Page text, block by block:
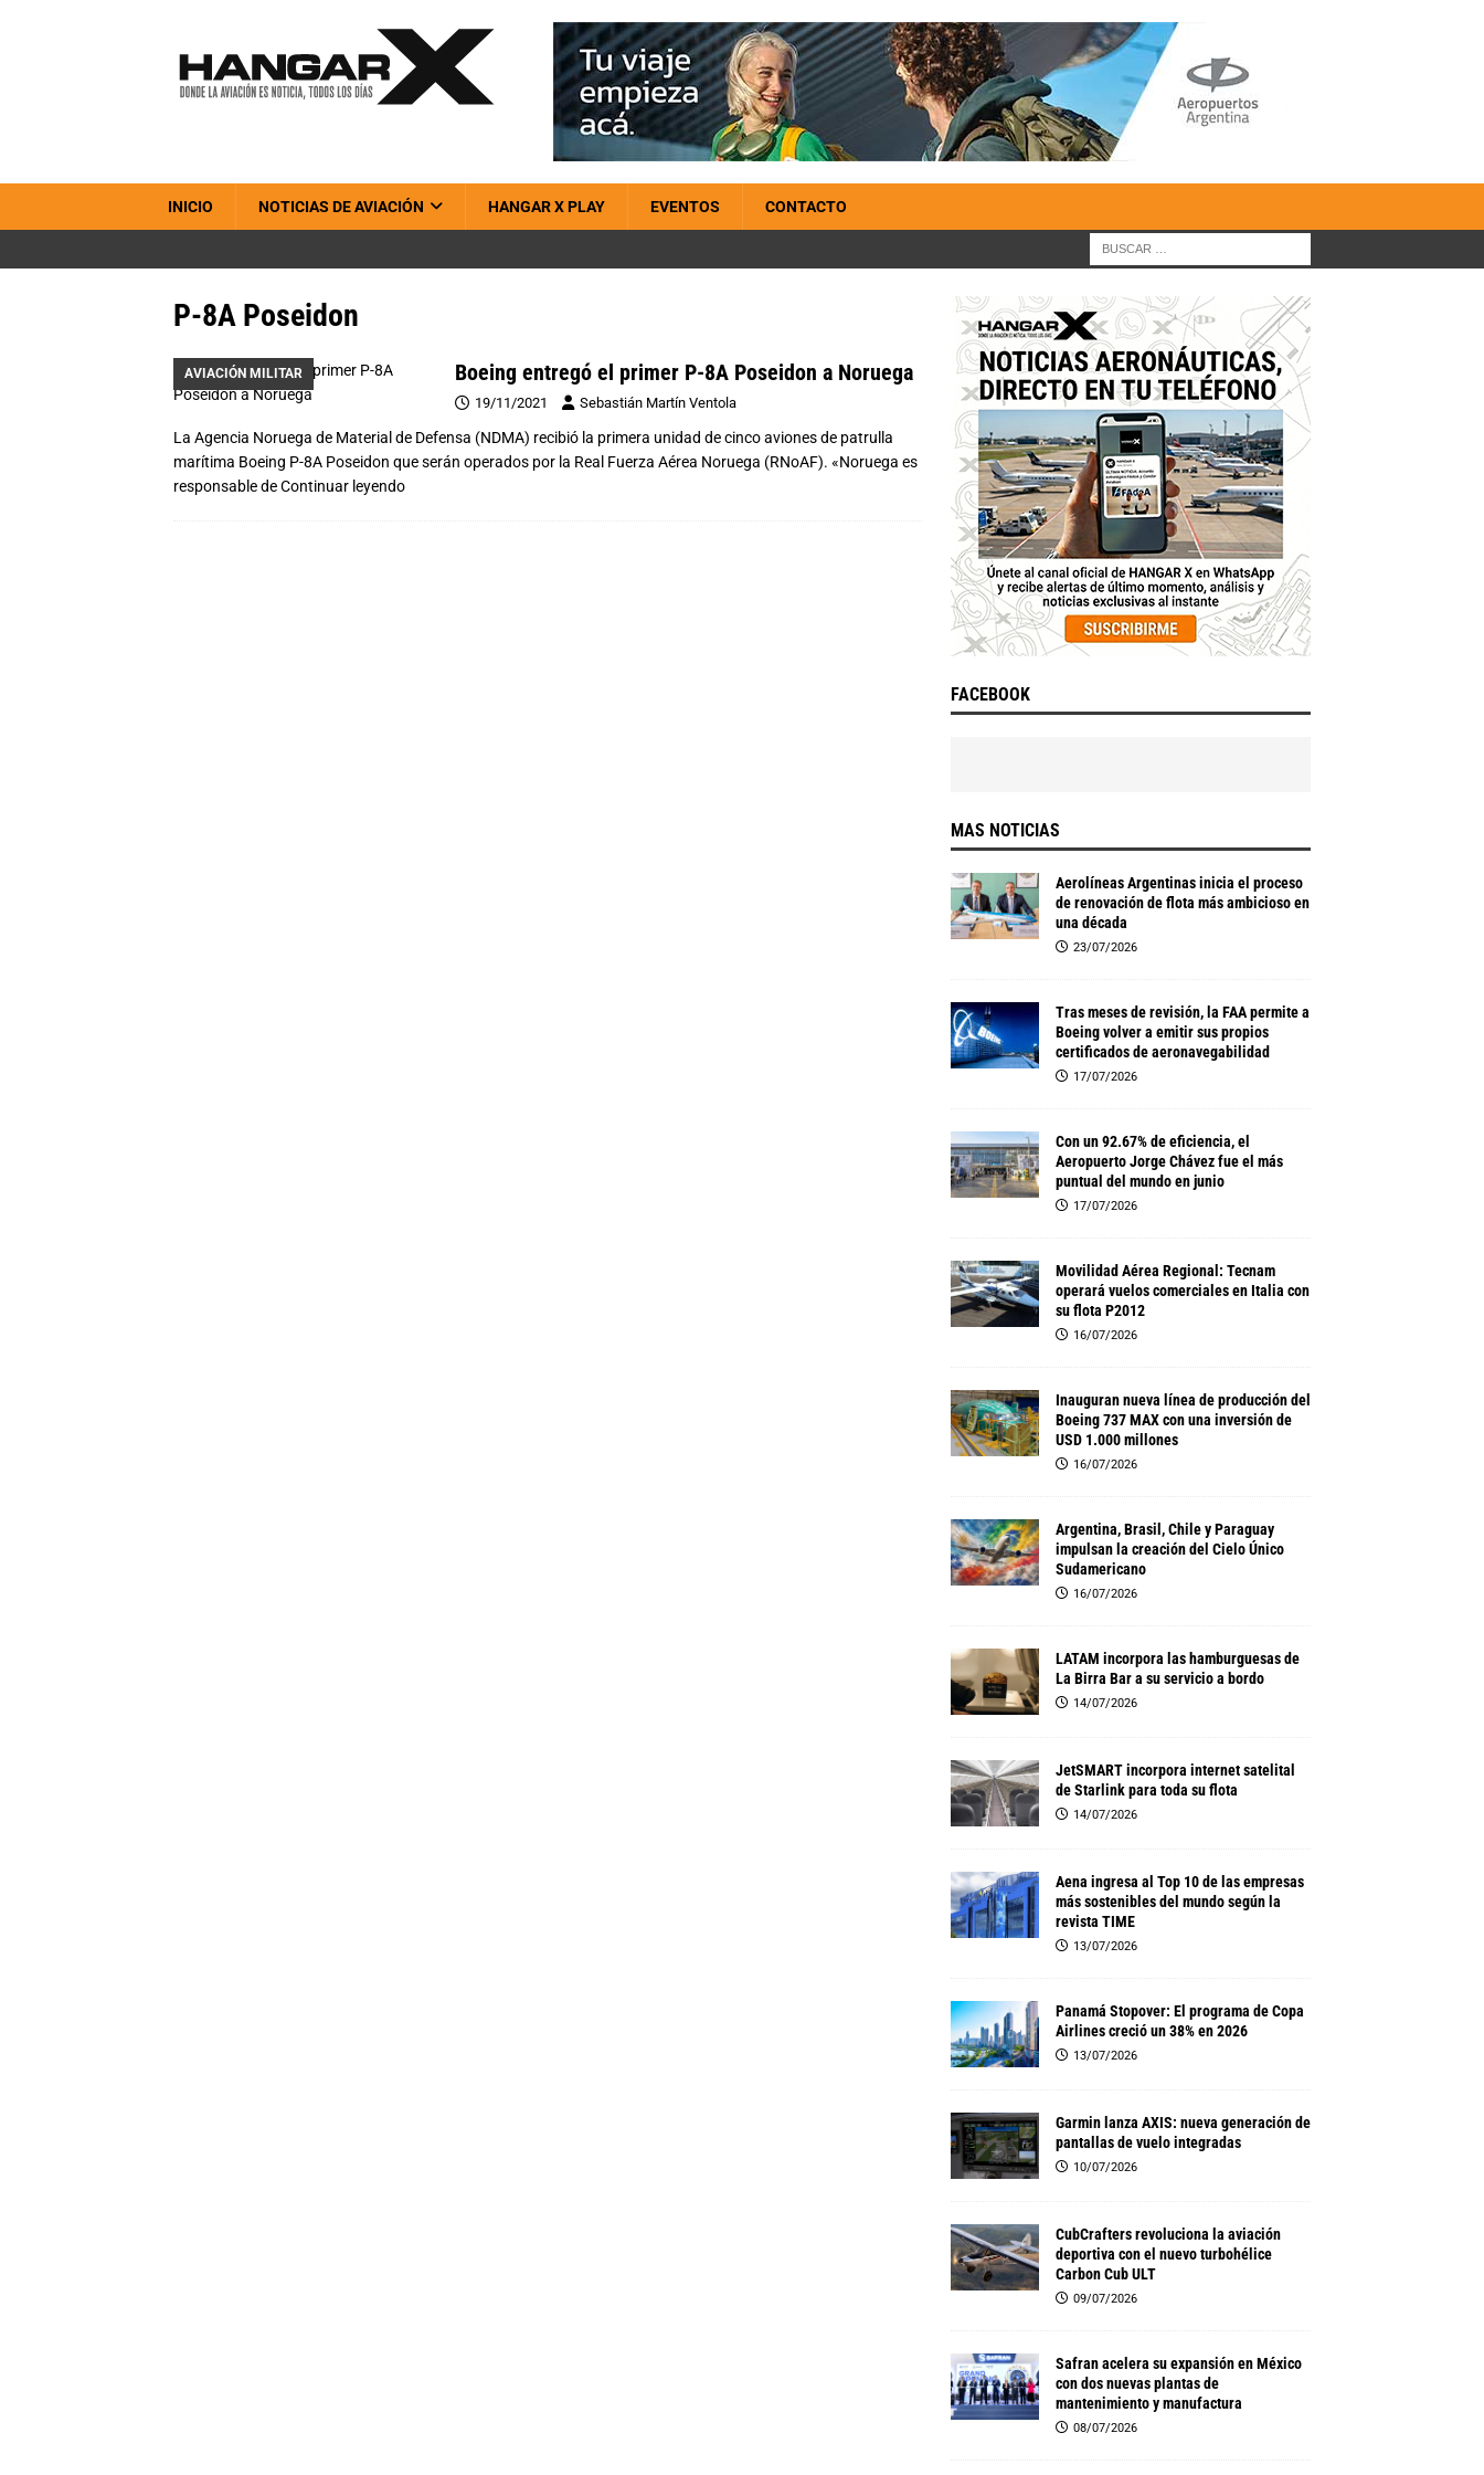
INICIO NOTICIAS DE AVIACIÓN HANGAR X PLAY EVENTOS CONTACTO
P-8A Poseidon
AVIACIÓN MILITAR Boeing entregó el primer P-8A Poseidon a Noruega
19/11/2021 Sebastián Martín Ventola
La Agencia Noruega de Material de Defensa (NDMA) recibió la primera unidad de cinco aviones de patrulla
marítima Boeing P-8A Poseidon que serán operados por la Real Fuerza Aérea Noruega (RNoAF). «Noruega es
responsable deContinuar leyendo
FACEBOOK
MAS NOTICIAS
Aerolíneas Argentinas inicia el proceso
de renovación de flota más ambicioso en
una década
23/07/2026
Tras meses de revisión, la FAA permite a
Boeing volver a emitir sus propios
certificados de aeronavegabilidad
17/07/2026
Con un 92.67% de eficiencia, el
Aeropuerto Jorge Chávez fue el más
puntual del mundo en junio
17/07/2026
Movilidad Aérea Regional: Tecnam
operará vuelos comerciales en Italia con
su flota P2012
16/07/2026
Inauguran nueva línea de producción del
Boeing 737 MAX con una inversión de
USD 1.000 millones
16/07/2026
Argentina, Brasil, Chile y Paraguay
impulsan la creación del Cielo Único
Sudamericano
16/07/2026
LATAM incorpora las hamburguesas de
La Birra Bar a su servicio a bordo
14/07/2026
JetSMART incorpora internet satelital
de Starlink para toda su flota
14/07/2026
Aena ingresa al Top 10 de las empresas
más sostenibles del mundo según la
revista TIME
13/07/2026
Panamá Stopover: El programa de Copa
Airlines creció un 38% en 2026
13/07/2026
Garmin lanza AXIS: nueva generación de
pantallas de vuelo integradas
10/07/2026
CubCrafters revoluciona la aviación
deportiva con el nuevo turbohélice
Carbon Cub ULT
09/07/2026
Safran acelera su expansión en México
con dos nuevas plantas de
mantenimiento y manufactura
08/07/2026